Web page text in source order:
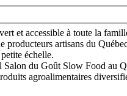
et accessible à toute la
artisans du
échelle.
du Goût Slow Food au
agroalimentaires